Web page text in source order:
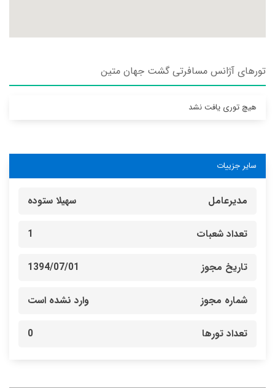
تورهای آژانس مسافرتی گشت جهان متين
هیچ توری یافت نشد
سایر جزییات
مدیرعامل سهيلا ستوده
تعداد شعبات 1
تاریخ مجوز 1394/07/01
شماره مجوز وارد نشده است
تعداد تورها 0